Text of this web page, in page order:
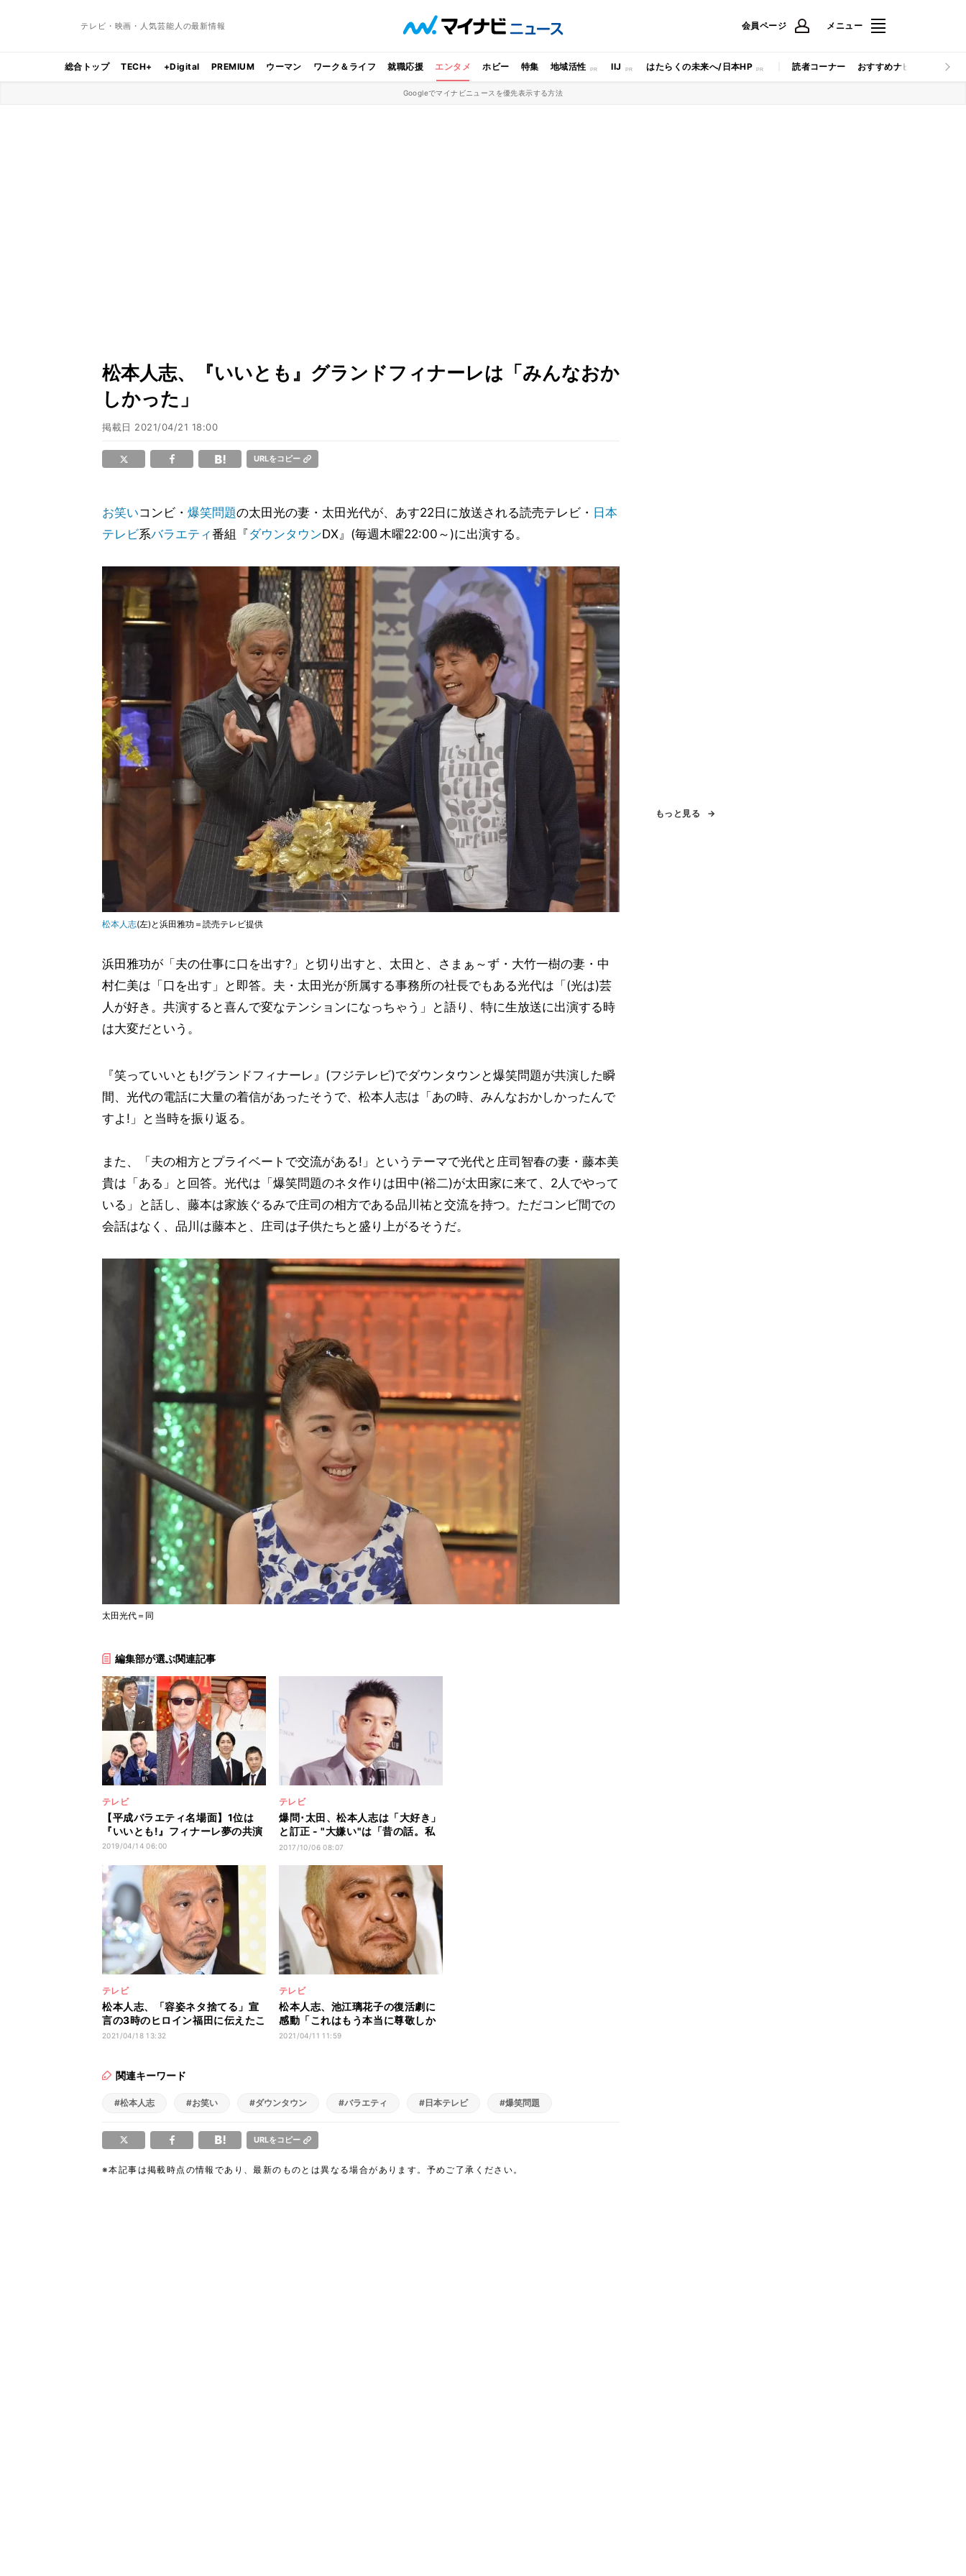
テレビ・映画・人気芸能人の最新情報 会員ページ メニュー
総合トップ TECH+ +Digital PREMIUM ウーマン ワーク＆ライフ 就職応援 エンタメ ホビー 特集 地域活性 IIJ はたらくの未来へ/日本HP 読者コーナー おすすめナビ マイナビ
Googleでマイナビニュースを優先表示する方法
松本人志、『いいとも』グランドフィナーレは「みんなおか
しかった」
掲載日 2021/04/21 18:00
URLをコピー
お笑いコンビ・ 爆笑問題の太田光の妻・太田光代が、あす22日に放送される読売テレビ・ 日本
テレビ系バラエティ番組『ダウンタウンDX』(毎週木曜22:00～)に出演する。
松本人志(左)と浜田雅功＝読売テレビ提供
浜田雅功が「夫の仕事に口を出す?」と切り出すと、太田と、さまぁ～ず・大竹一樹の妻・中
村仁美は「口を出す」と即答。夫・太田光が所属する事務所の社長でもある光代は「(光は)芸
人が好き。共演すると喜んで変なテンションになっちゃう」と語り、特に生放送に出演する時
は大変だという。
『笑っていいとも!グランドフィナーレ』(フジテレビ)でダウンタウンと爆笑問題が共演した瞬
間、光代の電話に大量の着信があったそうで、松本人志は「あの時、みんなおかしかったんで
すよ!」と当時を振り返る。
また、「夫の相方とプライベートで交流がある!」というテーマで光代と庄司智春の妻・藤本美
貴は「ある」と回答。光代は「爆笑問題のネタ作りは田中(裕二)が太田家に来て、2人でやって
いる」と話し、藤本は家族ぐるみで庄司の相方である品川祐と交流を持つ。ただコンビ間での
会話はなく、品川は藤本と、庄司は子供たちと盛り上がるそうだ。
太田光代＝同
編集部が選ぶ関連記事
テレビ
【平成バラエティ名場面】1位は
『いいとも!』フィナーレ夢の共演
2019/04/14 06:00
テレビ
爆問･太田、松本人志は「大好き」
と訂正 - "大嫌い"は「昔の話。私
が悪い」
2017/10/06 08:07
テレビ
松本人志、「容姿ネタ捨てる」宣
言の3時のヒロイン福田に伝えたこ
と
2021/04/18 13:32
テレビ
松本人志、池江璃花子の復活劇に
感動「これはもう本当に尊敬しか
ない」
2021/04/11 11:59
関連キーワード
#松本人志 #お笑い #ダウンタウン #バラエティ #日本テレビ #爆笑問題
URLをコピー
※本記事は掲載時点の情報であり、最新のものとは異なる場合があります。予めご了承ください。
もっと見る